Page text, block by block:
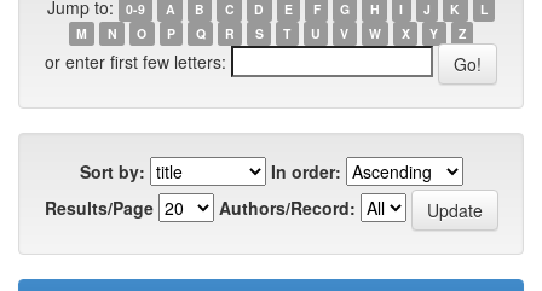
Jump to: 0-9 A B C D E F G H I J K
L
M
N O P Q R S T U V W X Y Z
or enter first few letters:
Sort by:
In order:
Results/Page
Authors/Record: